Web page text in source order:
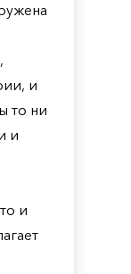
и
то ни
и
и